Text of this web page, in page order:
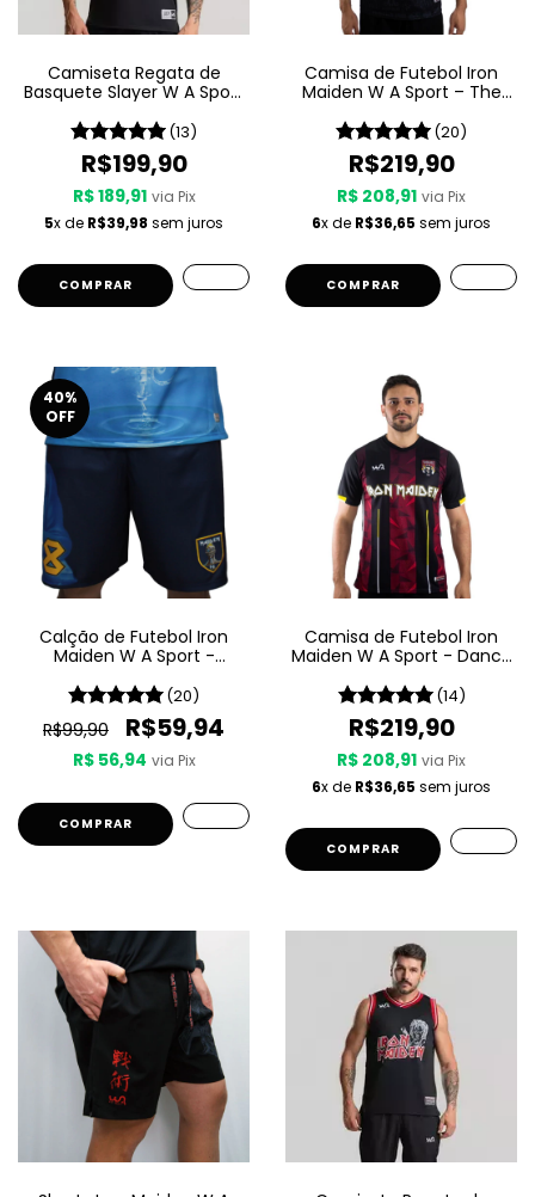
Camiseta Regata de
Basquete Slayer W A Sport
(13)
R$199,90
R$ 189,91 via Pix
5x de R$39,98 sem juros
COMPRAR
Camisa de Futebol Iron
Maiden W A Sport – The
(20)
R$219,90
R$ 208,91 via Pix
6x de R$36,65 sem juros
COMPRAR
40%
OFF
Calção de Futebol Iron
Maiden W A Sport -
Son
(20)
R$99,90 R$59,94
R$ 56,94 via Pix
COMPRAR
Camisa de Futebol Iron
Maiden W A Sport - Dance
(14)
R$219,90
R$ 208,91 via Pix
6x de R$36,65 sem juros
COMPRAR